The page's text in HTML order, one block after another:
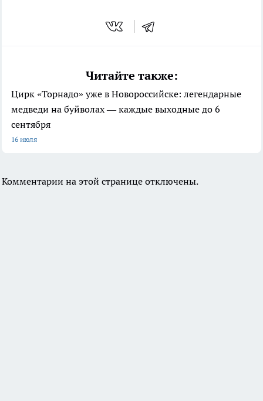
Читайте также:
Цирк «Торнадо» уже в Новороссийске: легендарные
медведи на буйволах — каждые выходные до 6
сентября
16 июля
Комментарии на этой странице отключены.